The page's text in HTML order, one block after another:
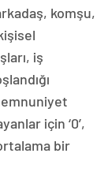
komşu,
iş
için ‘0’,
bir